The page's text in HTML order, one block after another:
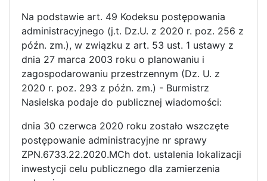
Na podstawie art. 49 Kodeksu postępowania
administracyjnego (j.t. Dz.U. z 2020 r. poz. 256 z
późn. zm.), w związku z art. 53 ust. 1 ustawy z
dnia 27 marca 2003 roku o planowaniu i
zagospodarowaniu przestrzennym (Dz. U. z
2020 r. poz. 293 z późn. zm.) - Burmistrz
Nasielska podaje do publicznej wiadomości:
dnia 30 czerwca 2020 roku zostało wszczęte
postępowanie administracyjne nr sprawy
ZPN.6733.22.2020.MCh dot. ustalenia lokalizacji
inwestycji celu publicznego dla zamierzenia